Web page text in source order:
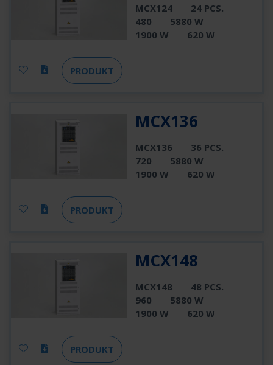
MCX124
24 PCS.
480
5880 W
1900 W
620 W
PRODUKT
MCX136
MCX136
36 PCS.
720
5880 W
1900 W
620 W
PRODUKT
MCX148
MCX148
48 PCS.
960
5880 W
1900 W
620 W
PRODUKT